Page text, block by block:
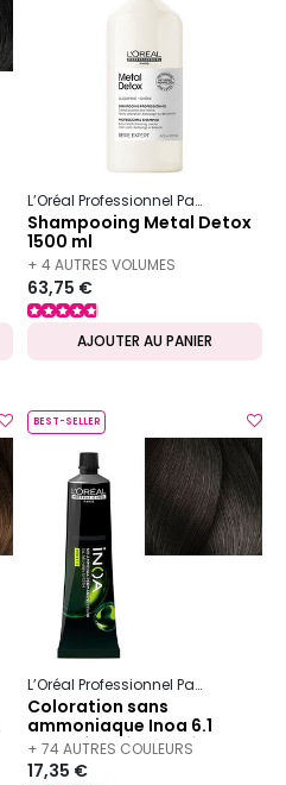
L’Oréal Professionnel Paris
Shampooing Metal Detox
1500 ml
+ 4 AUTRES VOLUMES
DISPONIBLES
63,75 €
AJOUTER AU PANIER
BEST-SELLER
L’Oréal Professionnel Paris
Coloration sans
ammoniaque Inoa 6.1
blond foncé cendré
+ 74 AUTRES COULEURS
DISPONIBLES
17,35 €